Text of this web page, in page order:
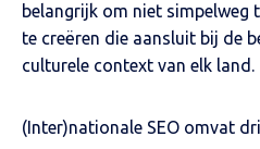
belangrijk om niet simpelweg
te creëren die aansluit bij de
culturele context van elk land.
(Inter)nationale SEO omvat